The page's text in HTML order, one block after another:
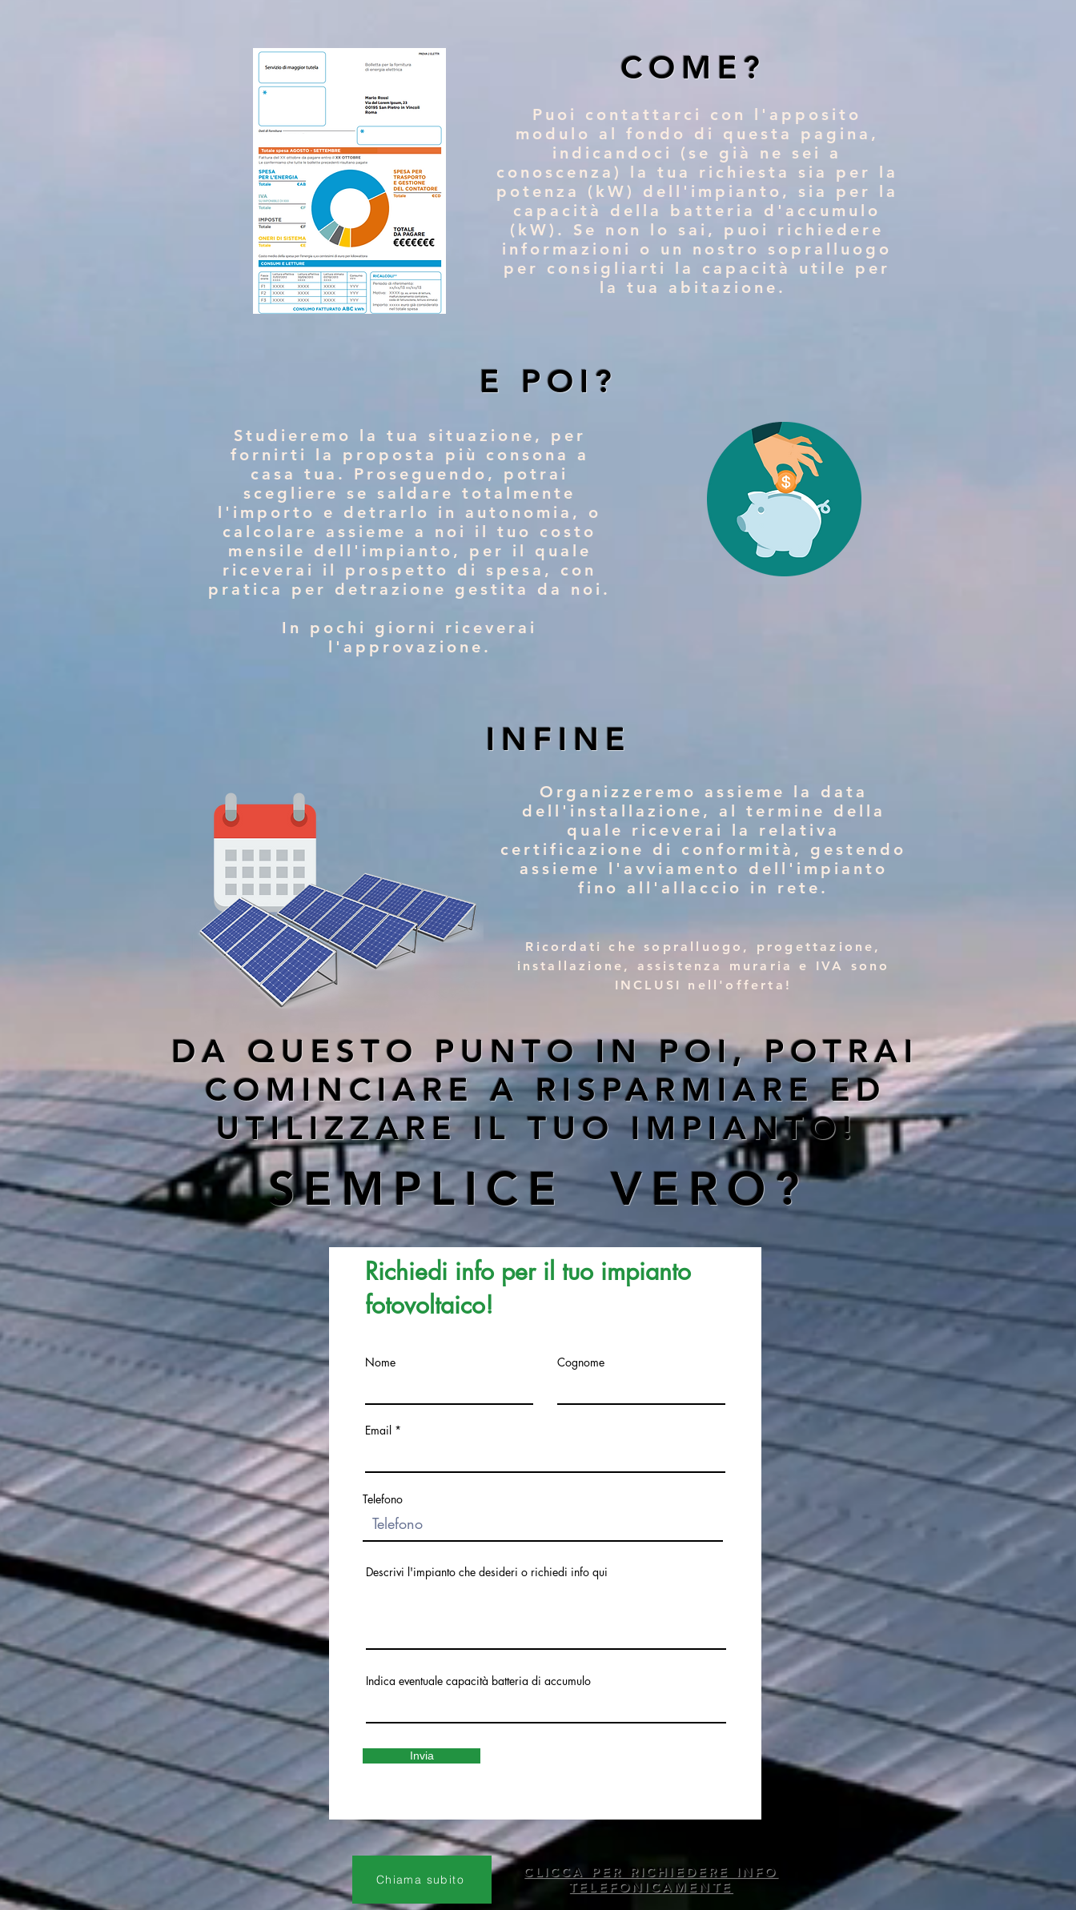
COME?
Puoi contattarci con l'apposito
modulo al fondo di questa pagina,
indicandoci (se già ne sei a
conoscenza) la tua richiesta sia per la
potenza (kW) dell'impianto, sia per la
capacità della batteria d'accumulo
(kW). Se non lo sai, puoi richiedere
informazioni o un nostro sopralluogo
per consigliarti la capacità utile per
la tua abitazione.
E POI?
Studieremo la tua situazione, per
fornirti la proposta più consona a
casa tua. Proseguendo, potrai
scegliere se saldare totalmente
l'importo e detrarlo in autonomia, o
calcolare assieme a noi il tuo costo
mensile dell'impianto, per il quale
riceverai il prospetto di spe sa, con
pratica per detrazione gestita da noi.
In pochi giorni riceverai
l'approvazione.
INFINE
Organizzeremo assieme la data
dell'installazione, al termine della
quale riceverai la relativa
certificazione di conformità, gestendo
assieme l'avviamento dell'impianto
fino all'allaccio in rete .
Ricordati che sopralluogo, progettazione,
installazione, assistenza muraria e IVA sono
INCLUSI nell'offerta!
DA QUESTO PUNTO IN POI, POTRAI
COMINCIARE A RISPARMIARE ED
UTILIZZARE IL TUO IMPIANTO!
SEMPLICE VERO?
Richiedi info per il tuo impianto
fotovoltaico!
Nome Cognome
Email
Telefono
Descrivi l'impianto che desideri o richiedi info qui
Indica eventuale capacità batteria di accumulo
Invia
Chiama subito
CLICCA PER RICHIEDERE INFO
TELEFONICAMENTE